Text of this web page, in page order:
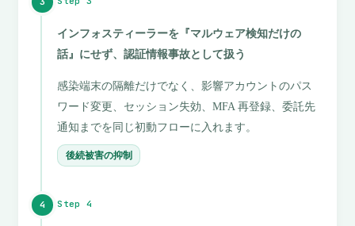
インフォスティーラーを『マルウェア検知だけの
話』にせず、認証情報事故として扱う
感染端末の隔離だけでなく、影響アカウントのパス
ワード変更、セッション失効、MFA 再登録、委託先
通知までを同じ初動フローに入れます。
後続被害の抑制
4 Step 4